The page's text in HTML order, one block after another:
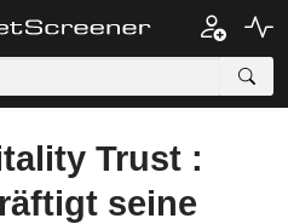
Trust :
seine